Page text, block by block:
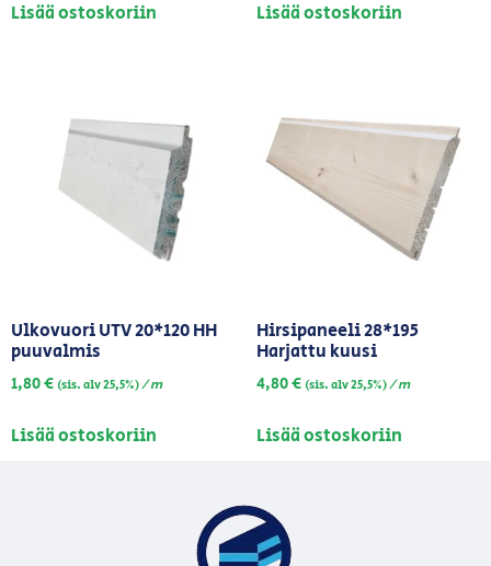
Lisää ostoskoriin Lisää ostoskoriin
Ulkovuori UTV 20*120 HH
puuvalmis
1,80€(sis. alv 25,5%)/ m
Lisää ostoskoriin
Hirsipaneeli 28*195
Harjattu kuusi
4,80€(sis. alv 25,5%)/ m
Lisää ostoskoriin